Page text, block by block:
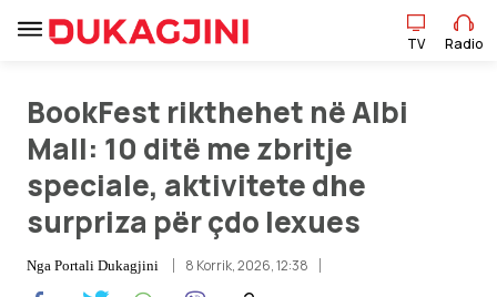
TV
Lajme
Sport
TV Radio
BookFest rikthehet në Albi
Mall: 10 ditë me zbritje
speciale, aktivitete dhe
surpriza për çdo lexues
Nga Portali Dukagjini 8 Korrik, 2026, 12:38